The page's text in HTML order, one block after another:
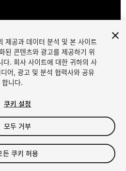
1/8
다.
제공과 데이터 분석 및 본 사이트
된 콘텐츠와 광고를 제공하기 위
다. 회사 사이트에 대한 귀하의 사
어, 광고 및 분석 협력사와 공유
합니다.
쿠키 설정
모두 거부
든 쿠키 허용